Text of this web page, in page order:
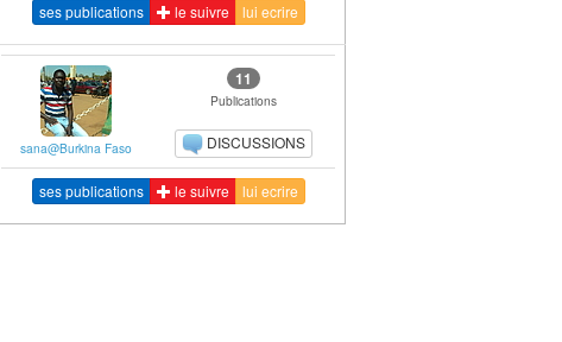
ses publications le suivre lui ecrire
sana@Burkina Faso
11
Publications
DISCUSSIONS
ses publications le suivre lui ecrire